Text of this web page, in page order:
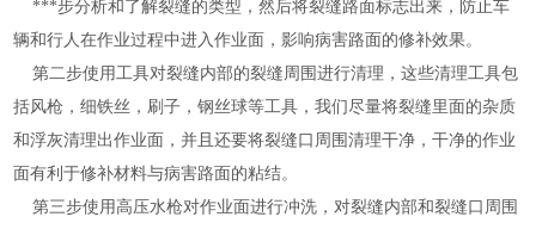
***步分析和了解裂缝的类型，然后将裂缝路面标志出来，防止车
辆和行人在作业过程中进入作业面，影响病害路面的修补效果。
第二步使用工具对裂缝内部的裂缝周围进行清理，这些清理工具包
括风枪，细铁丝，刷子，钢丝球等工具，我们尽量将裂缝里面的杂质
和浮灰清理出作业面，并且还要将裂缝口周围清理干净，干净的作业
面有利于修补材料与病害路面的粘结。
第三步使用高压水枪对作业面进行冲洗，对裂缝内部和裂缝口周围